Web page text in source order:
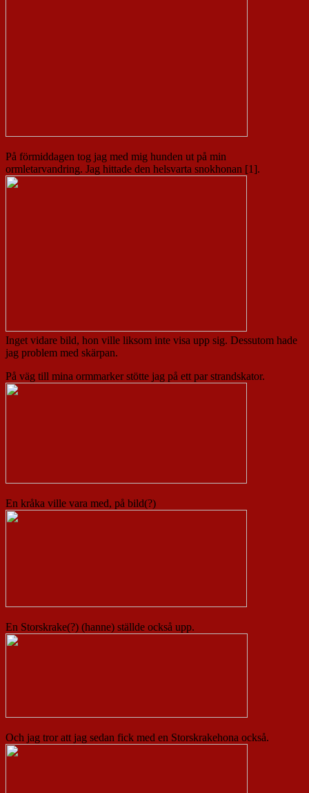
På förmiddagen tog jag med mig hunden ut på min
ormletarvandring. Jag hittade den helsvarta snokhonan [1].
Inget vidare bild, hon ville liksom inte visa upp sig. Dessutom hade
jag problem med skärpan.
På väg till mina ormmarker stötte jag på ett par strandskator.
En kråka ville vara med, på bild(?)
En Storskrake(?) (hanne) ställde också upp.
Och jag tror att jag sedan fick med en Storskrakehona också.